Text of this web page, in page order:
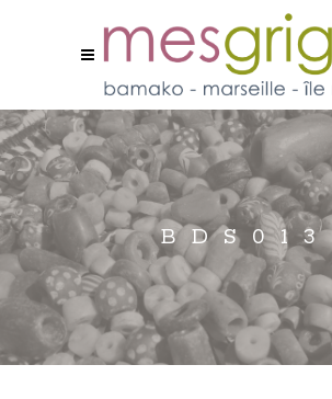
BDS013